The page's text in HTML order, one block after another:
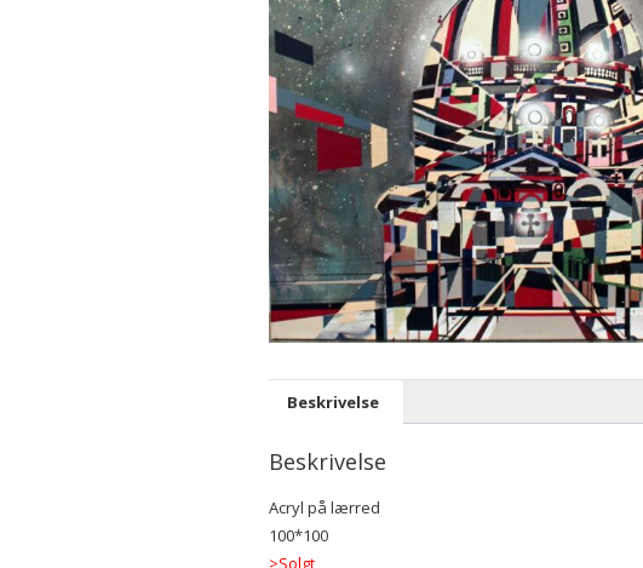
Beskrivelse
Beskrivelse
Acryl på lærred
100*100
>Solgt